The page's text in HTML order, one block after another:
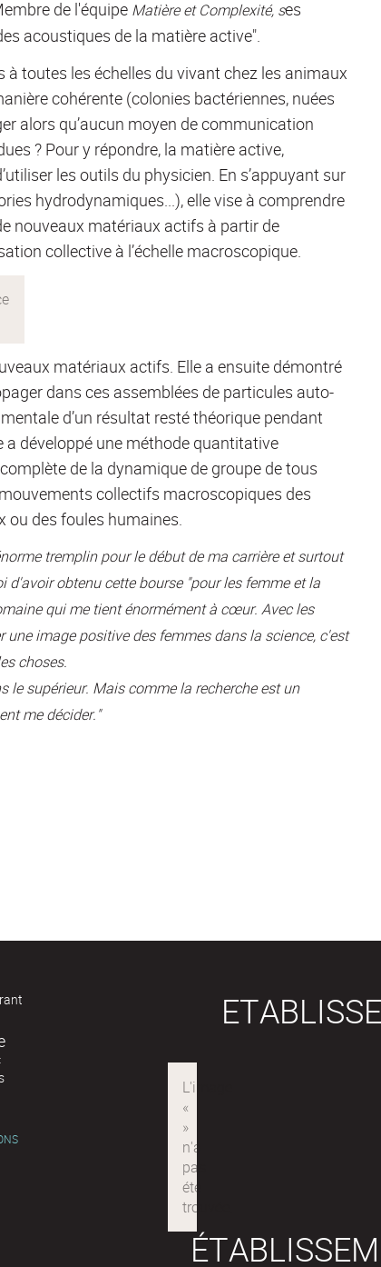
de l'équipe Matière et Complexité, ses
acoustiques de la matière active".
toutes les échelles du vivant chez les animaux
cohérente (colonies bactériennes, nuées
alors qu’aucun moyen de communication
? Pour y répondre, la matière active,
les outils du physicien. En s’appuyant sur
hydrodynamiques...), elle vise à comprendre
nouveaux matériaux actifs à partir de
collective à l’échelle macroscopique.
matériaux actifs. Elle a ensuite démontré
dans ces assemblées de particules auto-
d’un résultat resté théorique pendant
a développé une méthode quantitative
de la dynamique de groupe de tous
collectifs macroscopiques des
ou des foules humaines.
tremplin pour le début de ma carrière et surtout
d'avoir obtenu cette bourse "pour les femme et la
qui me tient énormément à cœur. Avec les
image positive des femmes dans la science, c'est
choses.
le supérieur. Mais comme la recherche est un
me décider."